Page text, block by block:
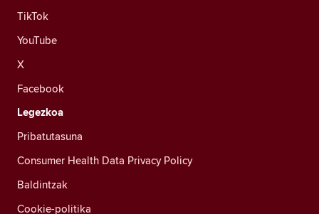
TikTok
YouTube
X
Facebook
Legezkoa
Pribatutasuna
Consumer Health Data Privacy Policy
Baldintzak
Cookie-politika